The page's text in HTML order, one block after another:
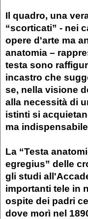
Il quadro, una
“scorticati” - nei
opere d'arte ma
anatomia –
testa sono
incastro che
se, nella visione
alla necessità di
istinti si
ma
La “Testa
egregius” delle
gli studi
importanti tele in
ospite dei padri
dove morì nel